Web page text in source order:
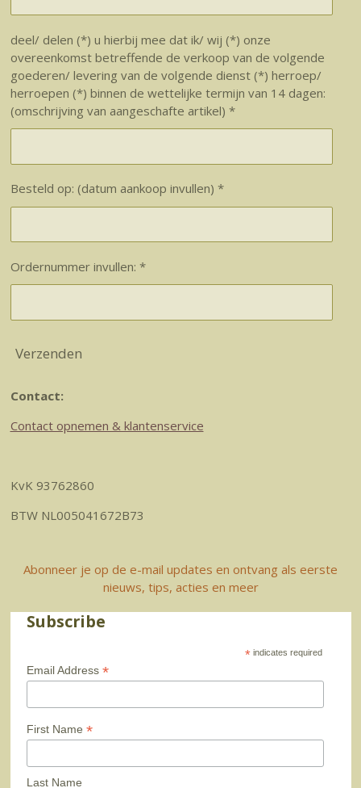
deel/ delen (*) u hierbij mee dat ik/ wij (*) onze
overeenkomst betreffende de verkoop van de volgende
goederen/ levering van de volgende dienst (*) herroep/
herroepen (*) binnen de wettelijke termijn van 14 dagen:
(omschrijving van aangeschafte artikel) *
Besteld op: (datum aankoop invullen) *
Ordernummer invullen: *
Verzenden
Contact:
Contact opnemen & klantenservice
KvK 93762860
BTW NL005041672B73
Abonneer je op de e-mail updates en ontvang als eerste
nieuws, tips, acties en meer
Subscribe
* indicates required
Email Address *
First Name *
Last Name